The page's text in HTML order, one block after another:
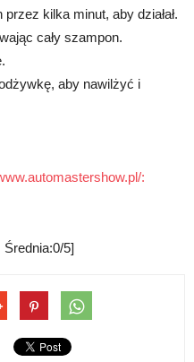
kilka minut, aby działał.
cały szampon.
aby nawilżyć i
:
5]